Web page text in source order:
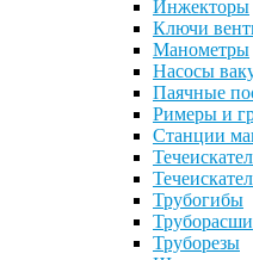
Инжекторы
Ключи
Манометры
Насосы
Паячные
Римеры и
Станции
Трубогибы
Труборезы